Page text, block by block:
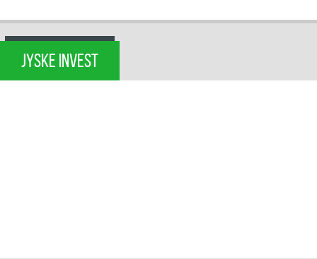
JYSKE INVEST